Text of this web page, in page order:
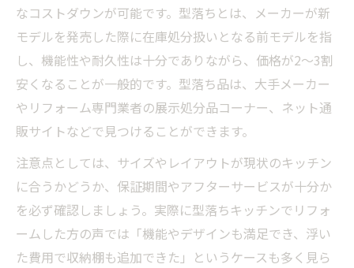
なコストダウンが可能です。型落ちとは、メーカーが新
モデルを発売した際に在庫処分扱いとなる前モデルを指
し、機能性や耐久性は十分でありながら、価格が2～3割
安くなることが一般的です。型落ち品は、大手メーカー
やリフォーム専門業者の展示処分品コーナー、ネット通
販サイトなどで見つけることができます。
注意点としては、サイズやレイアウトが現状のキッチン
に合うかどうか、保証期間やアフターサービスが十分か
を必ず確認しましょう。実際に型落ちキッチンでリフォ
ームした方の声では「機能やデザインも満足でき、浮い
た費用で収納棚も追加できた」というケースも多く見ら